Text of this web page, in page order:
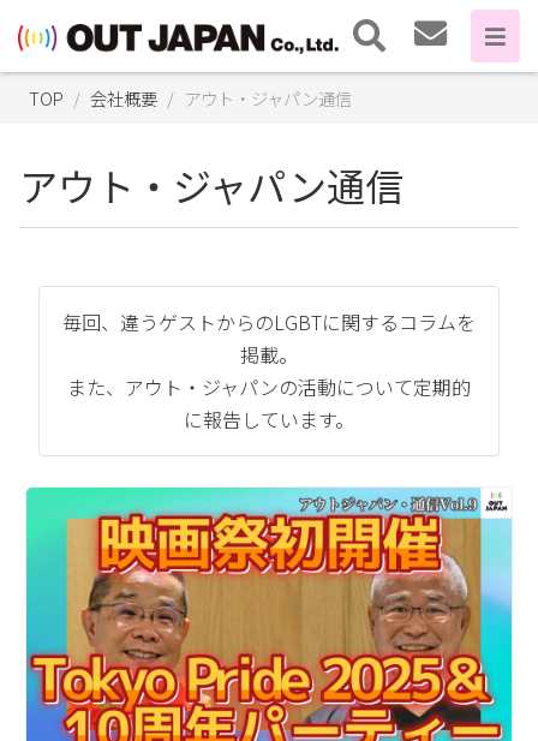
TOP 会社概要 アウト・ジャパン通信
アウト・ジャパン通信
毎回、違うゲストからのLGBTに関するコラムを
掲載。
また、アウト・ジャパンの活動について定期的
に報告しています。